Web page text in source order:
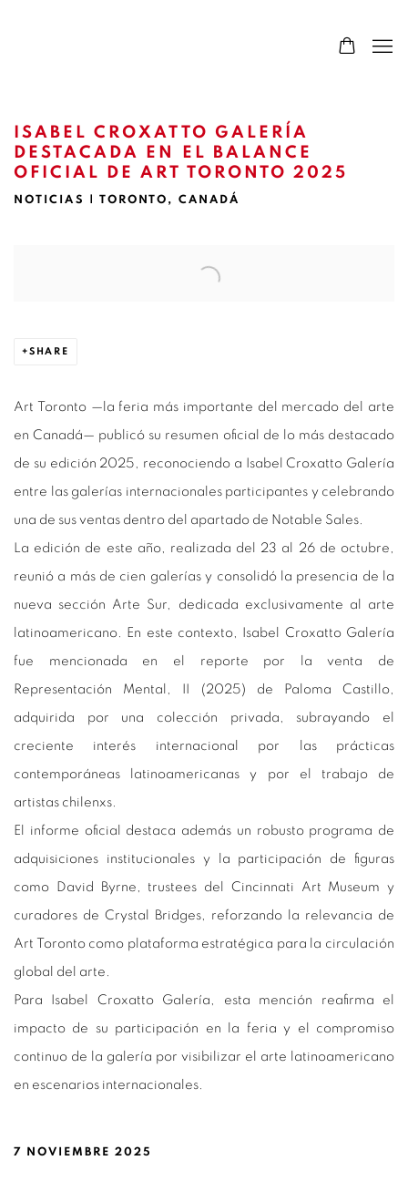
ISABEL CROXATTO GALERÍA
DESTACADA EN EL BALANCE
OFICIAL DE ART TORONTO 2025
NOTICIAS | TORONTO, CANADÁ
SHARE
Art Toronto —la feria más importante del mercado del arte
en Canadá— publicó su resumen oficial de lo más destacado
de su edición 2025, reconociendo a Isabel Croxatto Galería
entre las galerías internacionales participantes y celebrando
una de sus ventas dentro del apartado de Notable Sales
La edición de este año, realizada del 23 al 26 de octubre,
reunió a más de cien galerías y consolidó la presencia de la
nueva sección Arte Sur , dedicada exclusivamente al arte
latinoamericano. En este contexto, Isabel Croxatto Galería
fue mencionada en el reporte por la venta de
Representación Mental, II (2025) de Paloma Castillo,
adquirida por una colección privada, subrayando el
creciente interés internacional por las prácticas
contemporáneas latinoamericanas y por el trabajo de
artistas chilenxs.
El informe oficial destaca además un robusto programa de
adquisiciones institucionales y la participación de figuras
como David Byrne, trustees del Cincinnati Art Museum y
curadores de Crystal Bridges, reforzando la relevancia de
Art Toronto como plataforma estratégica para la circulación
global del arte.
Para Isabel Croxatto Galería, esta mención reafirma el
impacto de su participación en la feria y el compromiso
continuo de la galería por visibilizar el arte latinoamericano
en escenarios internacionales.
7 NOVIEMBRE 2025